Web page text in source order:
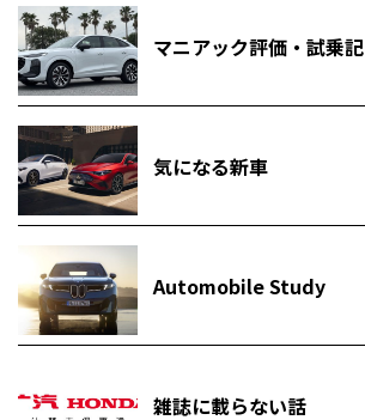
マニアック評価・試乗記
気になる新車
Automobile Study
雑誌に載らない話